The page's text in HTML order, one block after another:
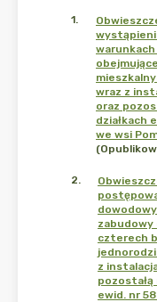
1.
wraz z
oraz
działkach
we wsi
2.
zabudowy
czterech
z
ewid. nr